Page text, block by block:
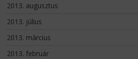
2013. augusztus
2013. július
2013. március
2013. február